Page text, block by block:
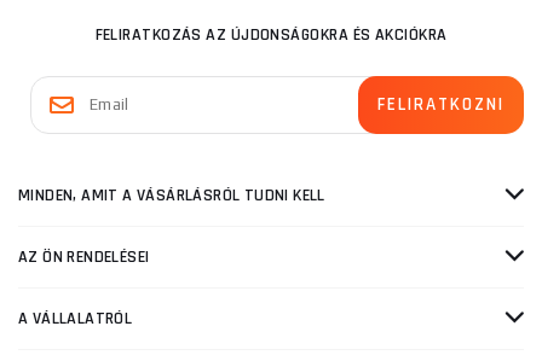
FELIRATKOZÁS AZ ÚJDONSÁGOKRA ÉS AKCIÓKRA
MINDEN, AMIT A VÁSÁRLÁSRÓL TUDNI KELL
AZ ÖN RENDELÉSEI
A VÁLLALATRÓL